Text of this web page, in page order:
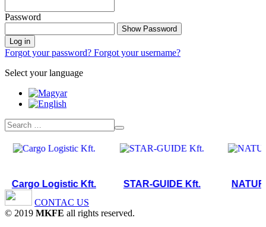
Password
Show Password
Log in
Forgot your password? Forgot your username?
Select your language
Logistic Kft. STAR-GUIDE Kft.
CONTAC US
© 2019 MKFE all rights reserved.